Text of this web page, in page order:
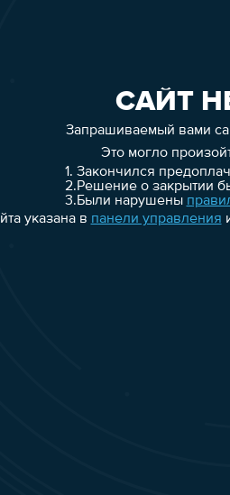
САЙТ
Запрашиваемый вами
Это могло
1. Закончился
2.Решение о закрытии
3.Были нарушены
указана в панели управления